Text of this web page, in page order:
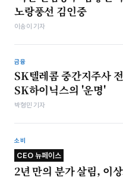
노랑풍선 김인중
이송이 기자
금융
SK텔레콤 중간지주사
SK하이닉스의 '운명'
박형민 기자
소비
CEO 뉴페이스
2년 만의 분가 살림, 이